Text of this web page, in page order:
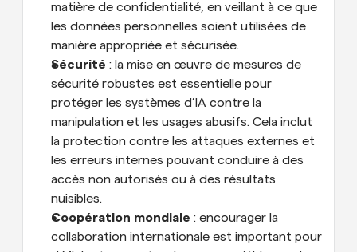
matière de confidentialité, en veillant à ce que
les données personnelles soient utilisées de
manière appropriée et sécurisée.
Sécurité : la mise en œuvre de mesures de
sécurité robustes est essentielle pour
protéger les systèmes d’IA contre la
manipulation et les usages abusifs. Cela inclut
la protection contre les attaques externes et
les erreurs internes pouvant conduire à des
accès non autorisés ou à des résultats
nuisibles.
Coopération mondiale : encourager la
collaboration internationale est important pour